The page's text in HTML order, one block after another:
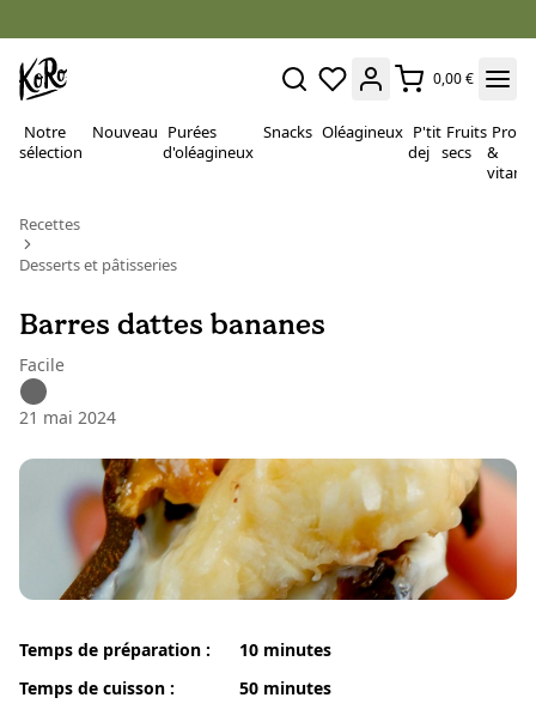
0,00 €
Notre
sélection
Nouveau Purées
d'oléagineux
Snacks Oléagineux P'tit
dej
Fruits
secs
&
Recettes
Desserts et pâtisseries
Barres dattes bananes
Facile
21 mai 2024
Temps de préparation :
Temps de cuisson :
10 minutes
50 minutes